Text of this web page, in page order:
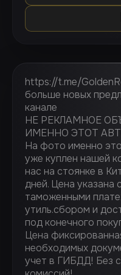
https://t.me/
больше новых
канале
НЕ РЕКЛАМНОЕ
ИМЕННО ЭТОТ
На фото именно
уже куплен нашей
нас на стоянке в
дней. Цена указана
таможенными
утиль.сбором и
под конечного
Цена
необходимых
учет в ГИБДД! Без